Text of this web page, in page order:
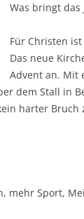
Was bringt das
Für Christen
Das neue
Advent an. Mit
dem Stall in
harter Bruch
mehr Sport,